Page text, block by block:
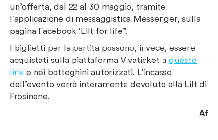
un’offerta, dal 22 al 30 maggio, tramite
l’applicazione di messaggistica Messenger, sulla
pagina Facebook ‘Lilt for life”.
I biglietti per la partita possono, invece, essere
acquistati sulla piattaforma Vivaticket a questo
link e nei botteghini autorizzati. L’incasso
dell’evento verrà interamente devoluto alla Lilt di
Frosinone.
Af